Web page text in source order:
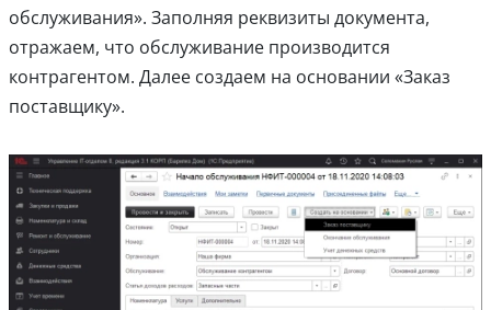
обслуживания». Заполняя реквизиты документа,
отражаем, что обслуживание производится
контрагентом. Далее создаем на основании «Заказ
поставщику».